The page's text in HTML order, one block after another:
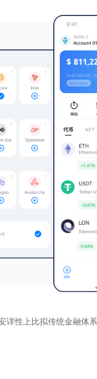
性上比拟传统金融体